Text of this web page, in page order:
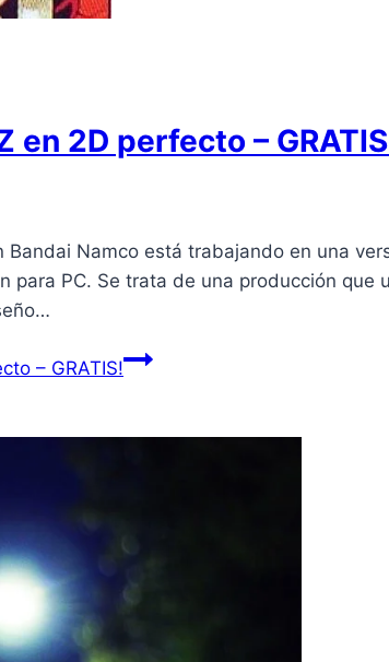
en 2D perfecto –
Namco está trabajando en una
PC. Se trata de una producción que
– GRATIS!